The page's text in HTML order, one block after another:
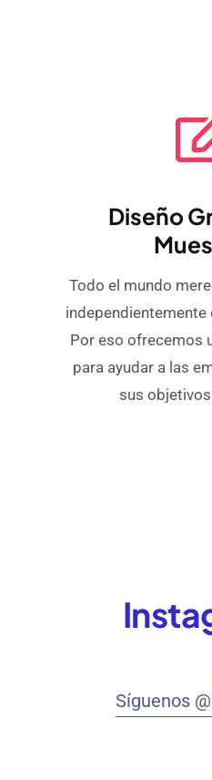
Diseño
Todo el mundo
Por eso ofrecemos
para ayudar a las
sus
Síguenos